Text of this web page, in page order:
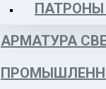
АРМАТУРА